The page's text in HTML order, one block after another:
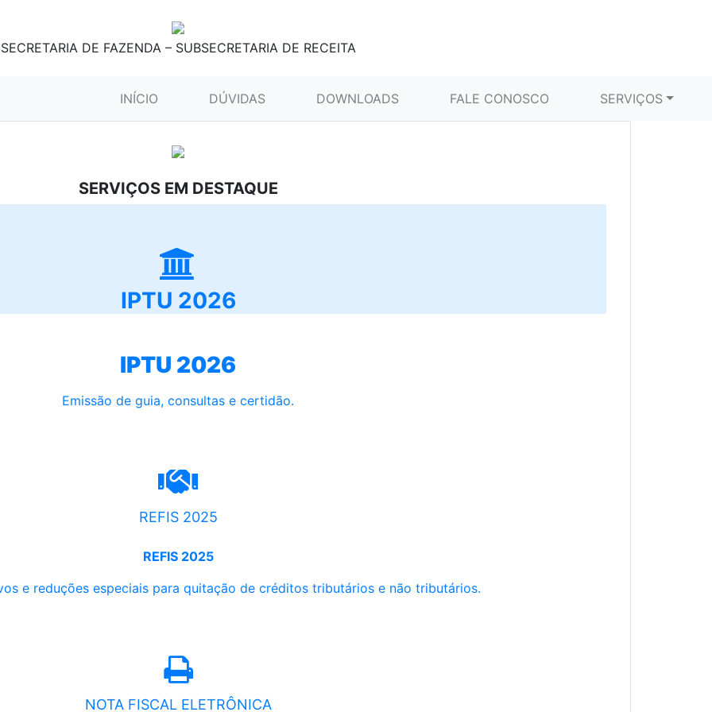
SECRETARIA DE FAZENDA – SUBSECRETARIA DE RECEITA
INÍCIO (CURRENT)DÚVIDAS DOWNLOADS FALE CONOSCO SERVIÇOS
SERVIÇOS EM DESTAQUE
IPTU 2026
IPTU 2026
Emissão de guia, consultas e certidão.
REFIS 2025
REFIS 2025
e reduções especiais para quitação de créditos tributários e não tributários.
NOTA FISCAL ELETRÔNICA